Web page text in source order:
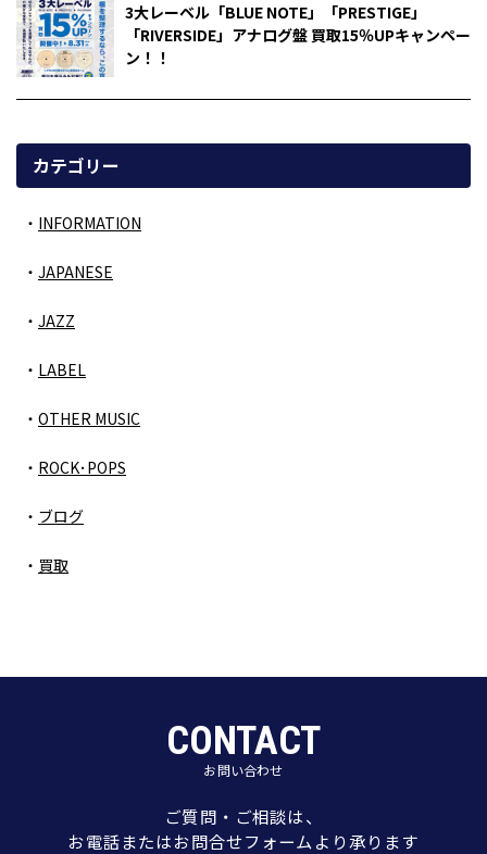
3大レーベル「BLUE NOTE」「PRESTIGE」
「RIVERSIDE」アナログ盤 買取15％UPキャンペー
ン！！
カテゴリー
INFORMATION
JAPANESE
JAZZ
LABEL
OTHER MUSIC
ROCK･POPS
ブログ
買取
CONTACT
お問い合わせ
ご質問・ご相談は、
お電話またはお問合せフォームより承ります